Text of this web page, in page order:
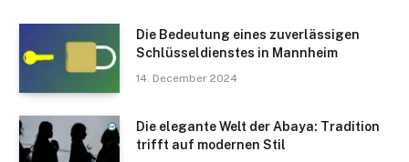
Die Bedeutung eines zuverlässigen
Schlüsseldienstes in Mannheim
14. December 2024
Die elegante Welt der Abaya: Tradition
trifft auf modernen Stil